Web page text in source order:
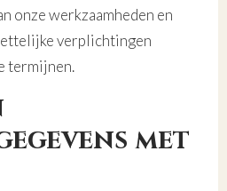
onze werkzaamheden en
verplichtingen
termijnen.
met